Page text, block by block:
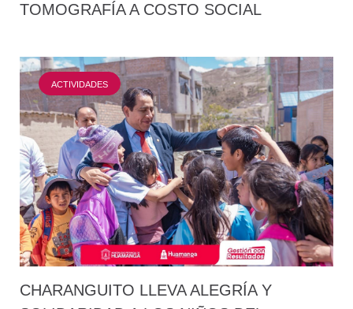
TOMOGRAFÍA A COSTO SOCIAL
ACTIVIDADES
CHARANGUITO LLEVA ALEGRÍA Y